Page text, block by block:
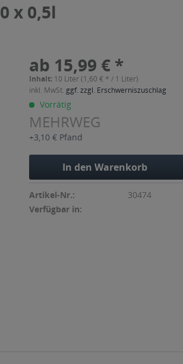
x 0,5l
ab 15,99 € *
Inhalt: 10 Liter (1,60 € * / 1 Liter)
inkl. MwSt. ggf. zzgl. Erschwerniszuschlag
Vorrätig
MEHRWEG
+3,10 € Pfand
In den Warenkorb
Artikel-Nr.:
30474
Verfügbar in: